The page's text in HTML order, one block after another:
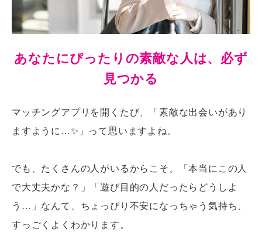
あなたにぴったりの素敵な人は、必ず
見つかる
マッチングアプリを開くたび、「素敵な出会いがあり
ますように…✨」って思いますよね。
でも、たくさんの人がいるからこそ、「本当にこの人
で大丈夫かな？」「遊び目的の人だったらどうしよ
う…」なんて、ちょっぴり不安になっちゃう気持ち、
すっごくよくわかります。